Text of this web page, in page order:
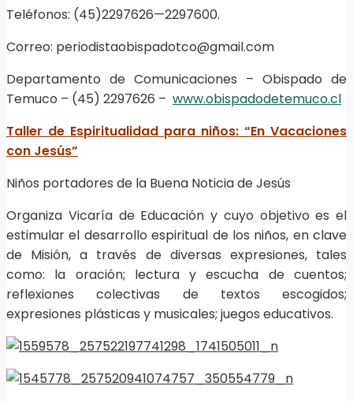
Teléfonos: (45)2297626—2297600.
Correo: periodistaobispadotco@gmail.com
Departamento de Comunicaciones – Obispado de
Temuco – (45) 2297626 – www.obispadodetemuco.cl
Taller de Espiritualidad para niños: “En Vacaciones
con Jesús”
Niños portadores de la Buena Noticia de Jesús
Organiza Vicaría de Educación y cuyo objetivo es el
estimular el desarrollo espiritual de los niños, en clave
de Misión, a través de diversas expresiones, tales
como: la oración; lectura y escucha de cuentos;
reflexiones colectivas de textos escogidos;
expresiones plásticas y musicales; juegos educativos.